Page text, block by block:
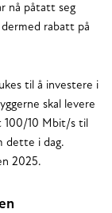
nå påtatt seg
rabatt på
til å investere i
skal levere
100/10 Mbit/s til
dette i dag.
2025.